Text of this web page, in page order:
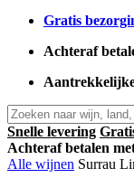
Gratis
Achteraf
Snelle levering
Achteraf betalen
Alle wijnen Surrau